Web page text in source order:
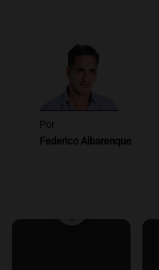
Por
Federico Albarenque